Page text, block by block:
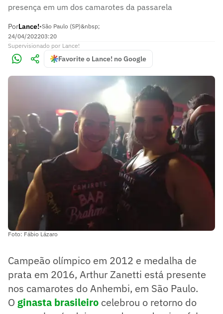
presença em um dos camarotes da passarela
PorLance!•São Paulo (SP)&nbsp;
24/04/202203:20
Supervisionado por Lance!
Favorite o Lance! no Google
Foto: Fábio Lázaro
Campeão olímpico em 2012 e medalha de
prata em 2016, Arthur Zanetti está presente
nos camarotes do Anhembi, em São Paulo.
O ginasta brasileiro celebrou o retorno do